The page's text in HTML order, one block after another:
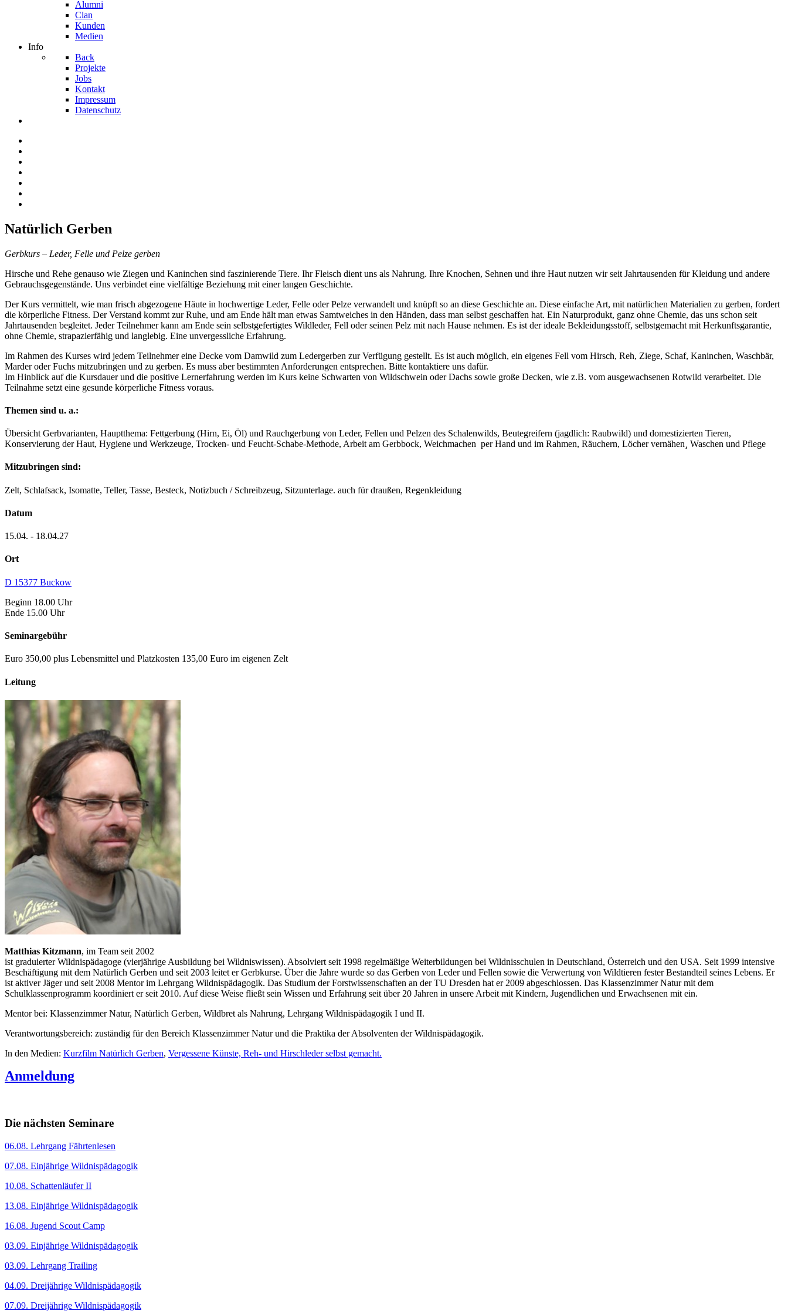
Alumni
Clan
Kunden
Medien
Info
Back
Projekte
Jobs
Kontakt
Impressum
Datenschutz
Natürlich Gerben
Gerbkurs – Leder, Felle und Pelze gerben
Hirsche und Rehe genauso wie Ziegen und Kaninchen sind faszinierende Tiere. Ihr Fleisch dient uns als Nahrung. Ihre Knochen, Sehnen und ihre Haut nutzen wir seit Jahrtausenden für Kleidung und andere
Gebrauchsgegenstände. Uns verbindet eine vielfältige Beziehung mit einer langen Geschichte.
Der Kurs vermittelt, wie man frisch abgezogene Häute in hochwertige Leder, Felle oder Pelze verwandelt und knüpft so an diese Geschichte an. Diese einfache Art, mit natürlichen Materialien zu gerben, fordert
die körperliche Fitness. Der Verstand kommt zur Ruhe, und am Ende hält man etwas Samtweiches in den Händen, dass man selbst geschaffen hat. Ein Naturprodukt, ganz ohne Chemie, das uns schon seit
Jahrtausenden begleitet. Jeder Teilnehmer kann am Ende sein selbstgefertigtes Wildleder, Fell oder seinen Pelz mit nach Hause nehmen. Es ist der ideale Bekleidungsstoff, selbstgemacht mit Herkunftsgarantie,
ohne Chemie, strapazierfähig und langlebig. Eine unvergessliche Erfahrung.
Im Rahmen des Kurses wird jedem Teilnehmer eine Decke vom Damwild zum Ledergerben zur Verfügung gestellt. Es ist auch möglich, ein eigenes Fell vom Hirsch, Reh, Ziege, Schaf, Kaninchen, Waschbär,
Marder oder Fuchs mitzubringen und zu gerben. Es muss aber bestimmten Anforderungen entsprechen. Bitte kontaktiere uns dafür.
Im Hinblick auf die Kursdauer und die positive Lernerfahrung werden im Kurs keine Schwarten von Wildschwein oder Dachs sowie große Decken, wie z.B. vom ausgewachsenen Rotwild verarbeitet. Die
Teilnahme setzt eine gesunde körperliche Fitness voraus.
Themen sind u. a.:
Übersicht Gerbvarianten, Hauptthema: Fettgerbung (Hirn, Ei, Öl) und Rauchgerbung von Leder, Fellen und Pelzen des Schalenwilds, Beutegreifern (jagdlich: Raubwild) und domestizierten Tieren,
Konservierung der Haut, Hygiene und Werkzeuge, Trocken- und Feucht-Schabe-Methode, Arbeit am Gerbbock, Weichmachen per Hand und im Rahmen, Räuchern, Löcher vernähen¸ Waschen und Pflege
Mitzubringen sind:
Zelt, Schlafsack, Isomatte, Teller, Tasse, Besteck, Notizbuch / Schreibzeug, Sitzunterlage. auch für draußen, Regenkleidung
Datum
15.04. - 18.04.27
Ort
D 15377 Buckow
Beginn 18.00 Uhr
Ende 15.00 Uhr
Seminargebühr
Euro 350,00 plus Lebensmittel und Platzkosten 135,00 Euro im eigenen Zelt
Leitung
Matthias Kitzmann, im Team seit 2002
ist graduierter Wildnispädagoge (vierjährige Ausbildung bei Wildniswissen). Absolviert seit 1998 regelmäßige Weiterbildungen bei Wildnisschulen in Deutschland, Österreich und den USA. Seit 1999 intensive
Beschäftigung mit dem Natürlich Gerben und seit 2003 leitet er Gerbkurse. Über die Jahre wurde so das Gerben von Leder und Fellen sowie die Verwertung von Wildtieren fester Bestandteil seines Lebens. Er
ist aktiver Jäger und seit 2008 Mentor im Lehrgang Wildnispädagogik. Das Studium der Forstwissenschaften an der TU Dresden hat er 2009 abgeschlossen. Das Klassenzimmer Natur mit dem
Schulklassenprogramm koordiniert er seit 2010. Auf diese Weise fließt sein Wissen und Erfahrung seit über 20 Jahren in unsere Arbeit mit Kindern, Jugendlichen und Erwachsenen mit ein.
Mentor bei: Klassenzimmer Natur, Natürlich Gerben, Wildbret als Nahrung, Lehrgang Wildnispädagogik I und II.
Verantwortungsbereich: zuständig für den Bereich Klassenzimmer Natur und die Praktika der Absolventen der Wildnispädagogik.
In den Medien: Kurzfilm Natürlich Gerben, Vergessene Künste, Reh- und Hirschleder selbst gemacht.
Anmeldung
Die nächsten Seminare
06.08. Lehrgang Fährtenlesen
07.08. Einjährige Wildnispädagogik
10.08. Schattenläufer II
13.08. Einjährige Wildnispädagogik
16.08. Jugend Scout Camp
03.09. Einjährige Wildnispädagogik
03.09. Lehrgang Trailing
04.09. Dreijährige Wildnispädagogik
07.09. Dreijährige Wildnispädagogik